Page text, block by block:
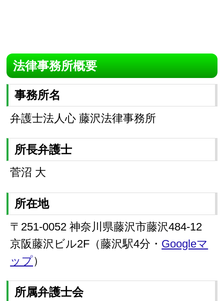
法律事務所概要
事務所名
弁護士法人心 藤沢法律事務所
所長弁護士
菅沼 大
所在地
〒251-0052 神奈川県藤沢市藤沢484-12
京阪藤沢ビル2F（藤沢駅4分・ Googleマ
ップ）
所属弁護士会